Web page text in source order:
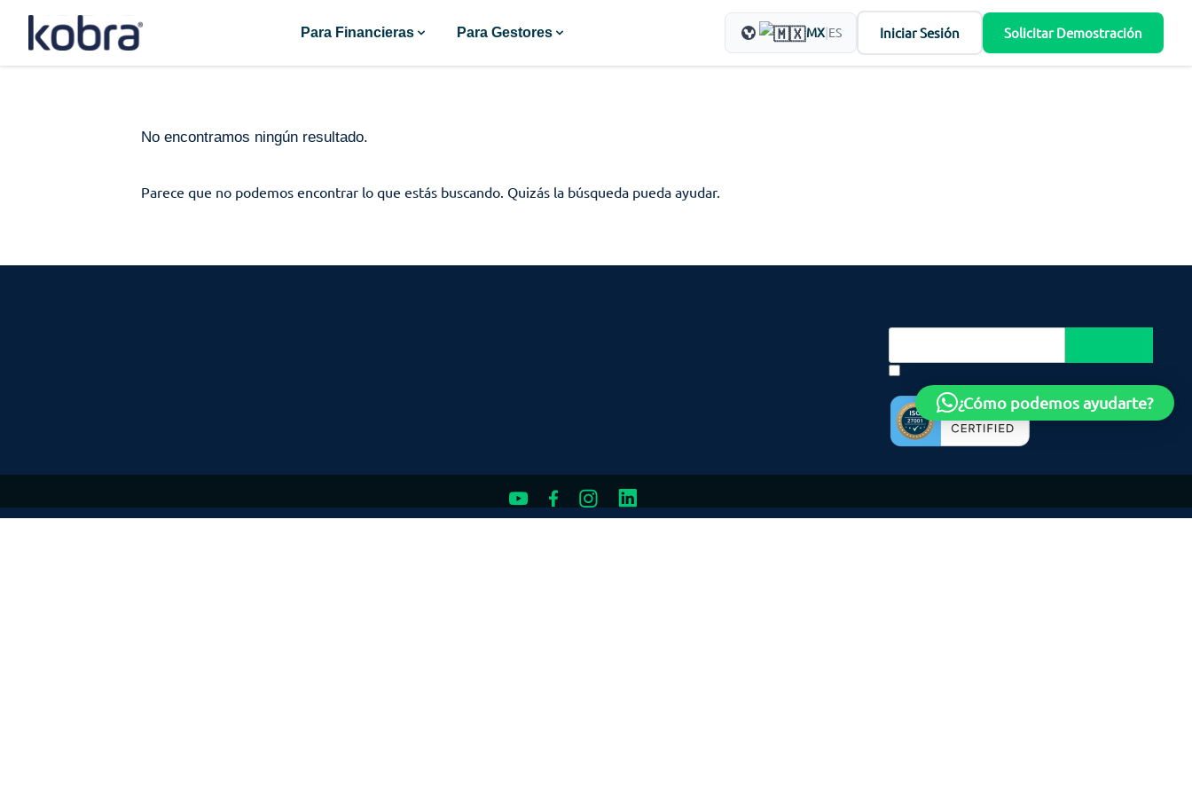
content
Para Financieras Para Gestores MX ES Iniciar Sesión Solicitar Demostración
No encontramos ningún resultado.
Parece que no podemos encontrar lo que estás buscando. Quizás la búsqueda pueda ayudar.
¿Cómo podemos ayudarte?